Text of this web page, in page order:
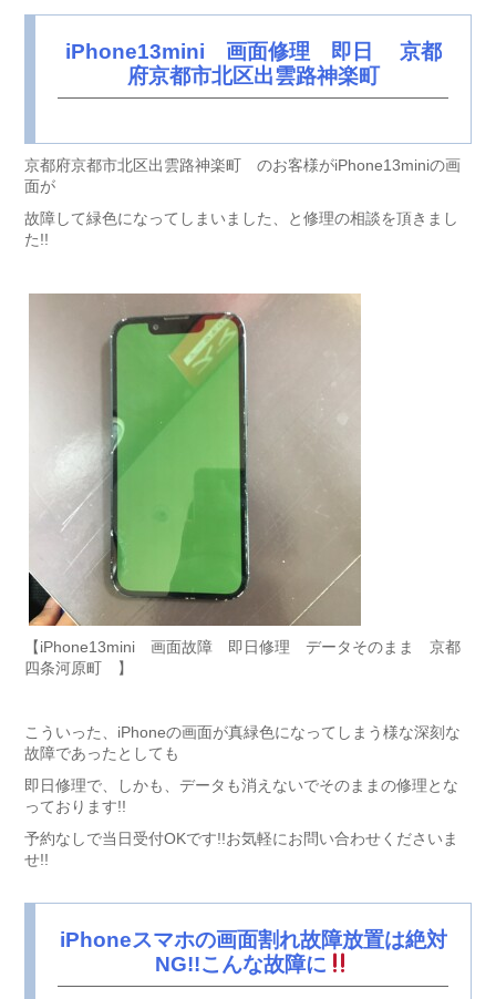
iPhone13mini 画面修理 即日 京都
府京都市北区出雲路神楽町
京都府京都市北区出雲路神楽町 のお客様がiPhone13miniの画
面が
故障して緑色になってしまいました、と修理の相談を頂きまし
た!!
【iPhone13mini 画面故障 即日修理 データそのまま 京都
四条河原町 】
こういった、iPhoneの画面が真緑色になってしまう様な深刻な
故障であったとしても
即日修理で、しかも、データも消えないでそのままの修理とな
っております!!
予約なしで当日受付OKです!!お気軽にお問い合わせくださいま
せ!!
iPhoneスマホの画面割れ故障放置は絶対
NG!!こんな故障に